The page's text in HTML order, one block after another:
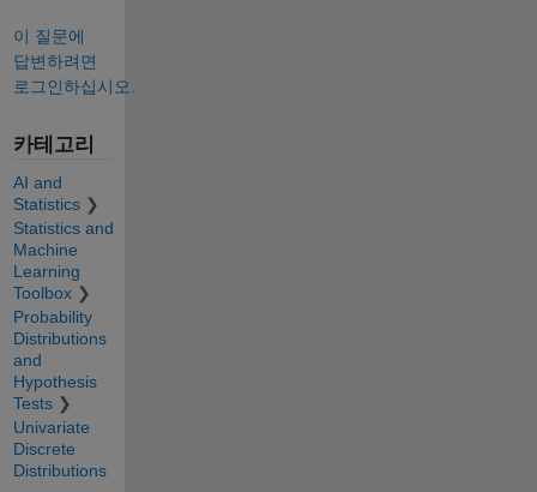
이 질문에
답변하려면
로그인하십시오.
카테고리
AI and
Statistics
Statistics and
Machine
Learning
Toolbox
Probability
Distributions
and
Hypothesis
Tests
Univariate
Discrete
Distributions